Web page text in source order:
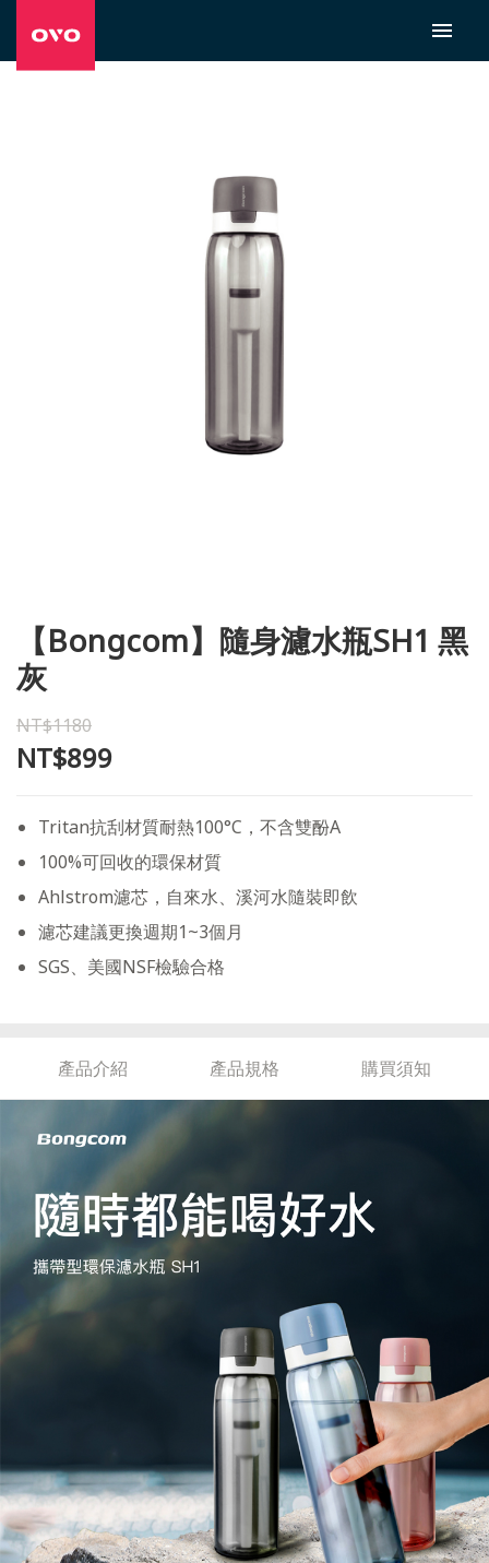
【Bongcom】隨身濾水瓶SH1 黑
灰
NT$1180
NT$899
Tritan抗刮材質耐熱100°C，不含雙酚A
100%可回收的環保材質
Ahlstrom濾芯，自來水、溪河水隨裝即飲
濾芯建議更換週期1~3個月
SGS、美國NSF檢驗合格
產品介紹 產品規格 購買須知